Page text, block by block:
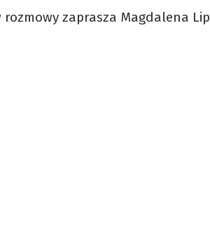
zaprasza Magdalena